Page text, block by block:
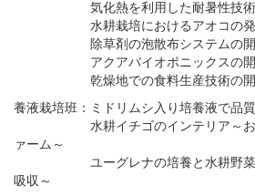
気化熱を利用した耐暑性技術
水耕栽培におけるアオコの発生
除草剤の泡散布システムの開
アクアバイオポニックスの開
乾燥地での食料生産技術の開
養液栽培班：ミドリムシ入り培養液で品
水耕イチゴのインテリア～お部
ァーム～
ユーグレナの培養と水耕野菜の
吸収～